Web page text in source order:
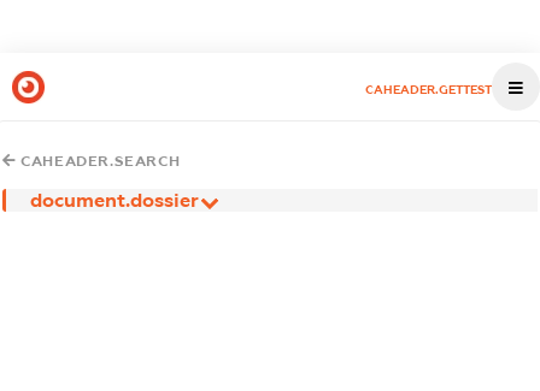
CAHEADER.GETTEST
CAHEADER.SEARCH
document.dossier